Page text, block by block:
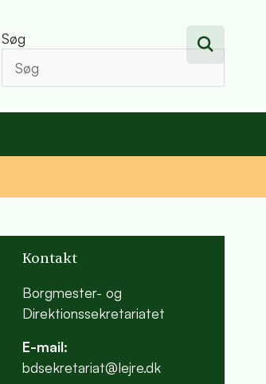
Søg
Kontakt
Borgmester- og
Direktionssekretariatet
E-mail:
bdsekretariat@lejre.dk